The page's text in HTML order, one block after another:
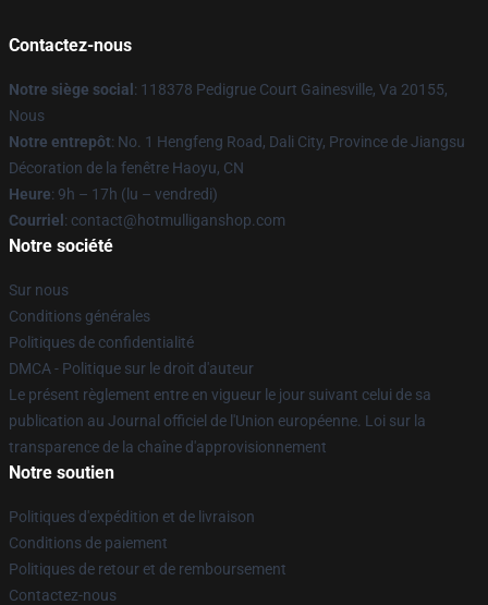
Contactez-nous
Notre siège social : 118378 Pedigrue Court Gainesville, Va 20155,
Nous
Notre entrepôt: No. 1 Hengfeng Road, Dali City, Province de Jiangsu
Décoration de la fenêtre Haoyu, CN
Heure: 9h – 17h (lu – vendredi)
Courriel : contact@hotmulliganshop.com
Notre société
Sur nous
Conditions générales
Politiques de confidentialité
DMCA - Politique sur le droit d'auteur
Le présent règlement entre en vigueur le jour suivant celui de sa
publication au Journal officiel de l'Union européenne. Loi sur la
transparence de la chaîne d'approvisionnement
Notre soutien
Politiques d'expédition et de livraison
Conditions de paiement
Politiques de retour et de remboursement
Contactez-nous